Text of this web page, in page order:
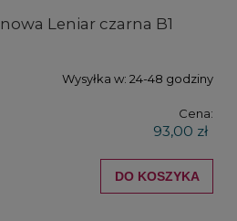
Leniar czarna B1
Wysyłka w: 24-48 godziny
Cena:
93,00 zł
DO KOSZYKA